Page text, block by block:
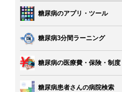
糖尿病のアプリ・ツール
糖尿病3分間ラーニング
糖尿病の医療費・保険・制度
糖尿病患者さんの病院検索